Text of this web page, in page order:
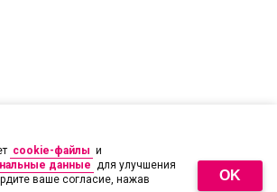
cookie-файлы и
данные для улучшения
ваше согласие, нажав
OK